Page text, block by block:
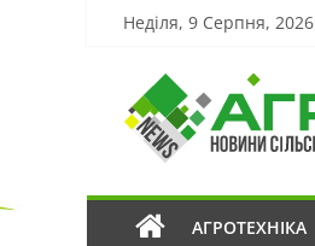
Неділя, 9 Серпня, 2026
АГРОТЕХНІКА